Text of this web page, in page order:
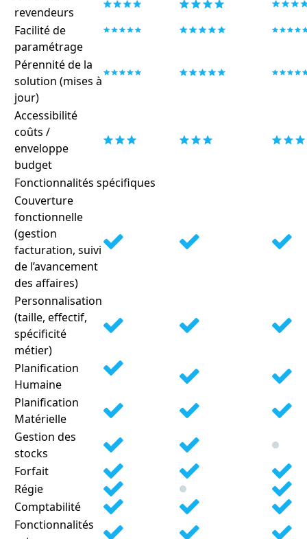
revendeurs
Facilité de
paramétrage
Pérennité de la
solution (mises à
jour)
Accessibilité
coûts /
enveloppe
budget
Fonctionnalités spécifiques
Couverture
fonctionnelle
(gestion
facturation, suivi
de l’avancement
des affaires)
Personnalisation
(taille, effectif,
spécificité
métier)
Planification
Humaine
Planification
Matérielle
Gestion des
stocks
Forfait
Régie
Comptabilité
Fonctionnalités